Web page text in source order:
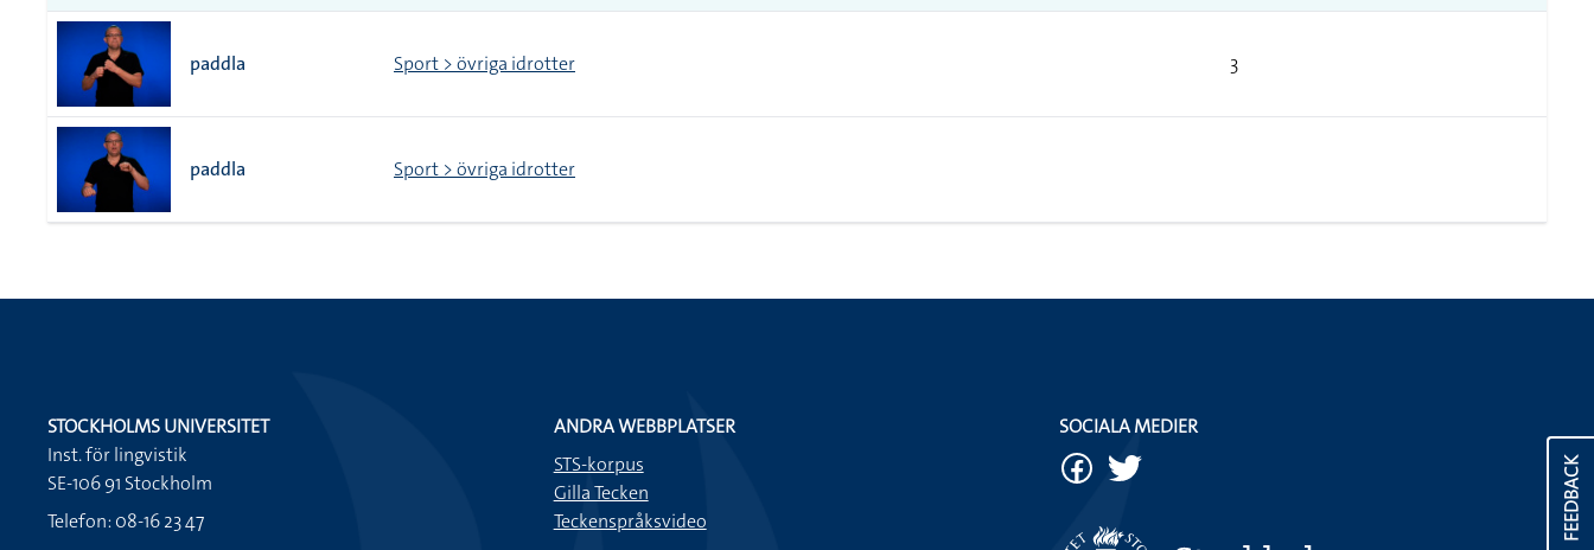
paddla Sport > övriga idrotter 3
paddla Sport > övriga idrotter
FEEDBACK
STOCKHOLMS UNIVERSITET
Inst. för lingvistik
SE-106 91 Stockholm
Telefon: 08-16 23 47
ANDRA WEBBPLATSER
STS-korpus
Gilla Tecken
Teckenspråksvideo
SOCIALA MEDIER